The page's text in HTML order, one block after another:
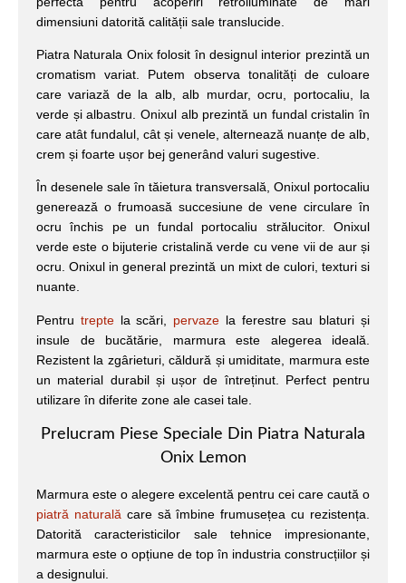
dimensiuni datorită calității sale translucide.
Piatra Naturala Onix folosit în designul interior prezintă un
cromatism variat. Putem observa tonalități de culoare
care variază de la alb, alb murdar, ocru, portocaliu, la
verde și albastru. Onixul alb prezintă un fundal cristalin în
care atât fundalul, cât și venele, alternează nuanțe de alb,
crem și foarte ușor bej generând valuri sugestive.
În desenele sale în tăietura transversală, Onixul portocaliu
generează o frumoasă succesiune de vene circulare în
ocru închis pe un fundal portocaliu strălucitor. Onixul
verde este o bijuterie cristalină verde cu vene vii de aur și
ocru. Onixul in general prezintă un mixt de culori, texturi si
nuante.
Pentru treptela scări, pervaze la ferestre sau blaturi și
insule de bucătărie, marmura este alegerea ideală.
Rezistent la zgârieturi, căldură și umiditate, marmura este
un material durabil și ușor de întreținut. Perfect pentru
utilizare în diferite zone ale casei tale.
Prelucram Piese Speciale Din Piatra Naturala
Onix Lemon
Marmura este o alegere excelentă pentru cei care caută o
piatră naturală care să îmbine frumusețea cu rezistența.
Datorită caracteristicilor sale tehnice impresionante,
marmura este o opțiune de top în industria construcțiilor și
a designului.